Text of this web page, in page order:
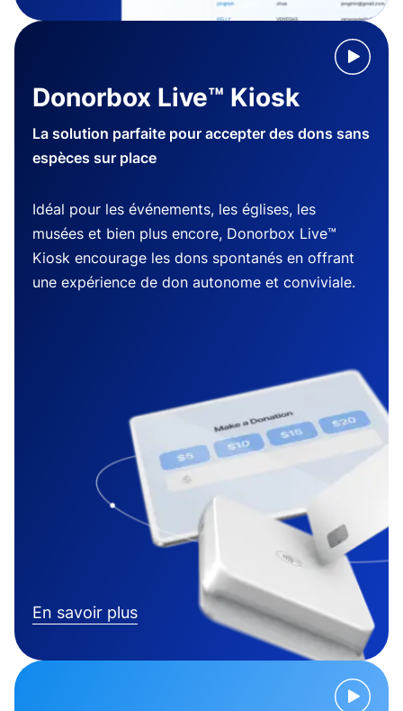
Donorbox Live™ Kiosk
La solution parfaite pour accepter des dons sans
espèces sur place
Idéal pour les événements, les églises, les
musées et bien plus encore, Donorbox Live™
Kiosk encourage les dons spontanés en offrant
une expérience de don autonome et conviviale.
En savoir plus